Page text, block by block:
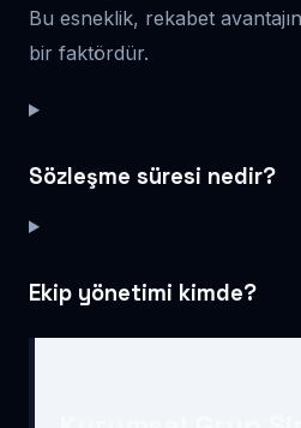
Bu esneklik, rekabet
bir faktördür.
Sözleşme süresi nedir?
Ekip yönetimi kimde?